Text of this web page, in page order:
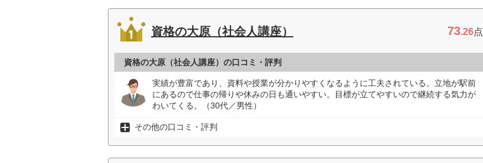
資格の大原（社会人講座） 73.26点
資格の大原（社会人講座）の口コミ・評判
実績が豊富であり、資料や授業が分かりやすくなるように工夫されている。立地が駅前
にあるので仕事の帰りや休みの日も通いやすい。目標が立てやすいので継続する気力が
わいてくる。（30代／男性）
その他の口コミ・評判